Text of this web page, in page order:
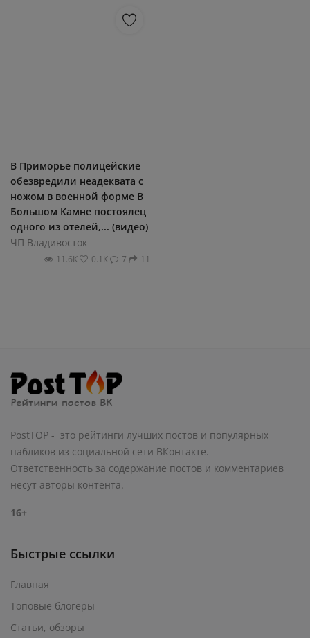
В Приморье полицейские
обезвредили неадеквата с
ножом в военной форме В
Большом Камне постоялец
одного из отелей,... (видео)
ЧП Владивосток
11.6К 0.1К 7 11
PostTOP - это рейтинги лучших постов и популярных
пабликов из социальной сети ВКонтакте.
Ответственность за содержание постов и комментариев
несут авторы контента.
16+
Быстрые ссылки
Главная
Топовые блогеры
Статьи, обзоры